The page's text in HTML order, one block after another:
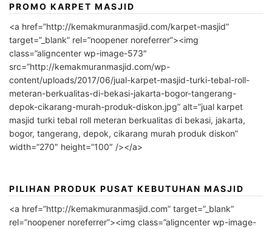
PROMO KARPET MASJID
<a href=”http://kemakmuranmasjid.com/karpet-masjid”
target=”_blank” rel=”noopener noreferrer”><img
class=”aligncenter wp-image-573″
src=”http://kemakmuranmasjid.com/wp-
content/uploads/2017/06/jual-karpet-masjid-turki-tebal-roll-
meteran-berkualitas-di-bekasi-jakarta-bogor-tangerang-
depok-cikarang-murah-produk-diskon.jpg” alt=”jual karpet
masjid turki tebal roll meteran berkualitas di bekasi, jakarta,
bogor, tangerang, depok, cikarang murah produk diskon”
width=”270″ height=”100″ /></a>
PILIHAN PRODUK PUSAT KEBUTUHAN MASJID
<a href=”http://kemakmuranmasjid.com” target=”_blank”
rel=”noopener noreferrer”><img class=”aligncenter wp-image-